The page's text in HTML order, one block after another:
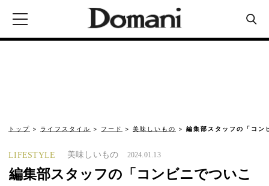
トップ ライフスタイル フード 美味しいもの 編集部スタッフの「コン
LIFESTYLE 美味しいもの 2024.01.13
編集部スタッフの「コンビニでついこ